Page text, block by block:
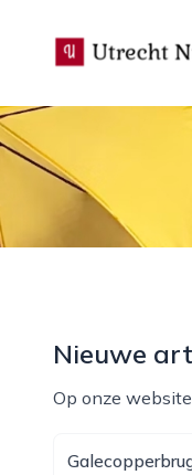
utrecht-
Nieuwe
Op onze